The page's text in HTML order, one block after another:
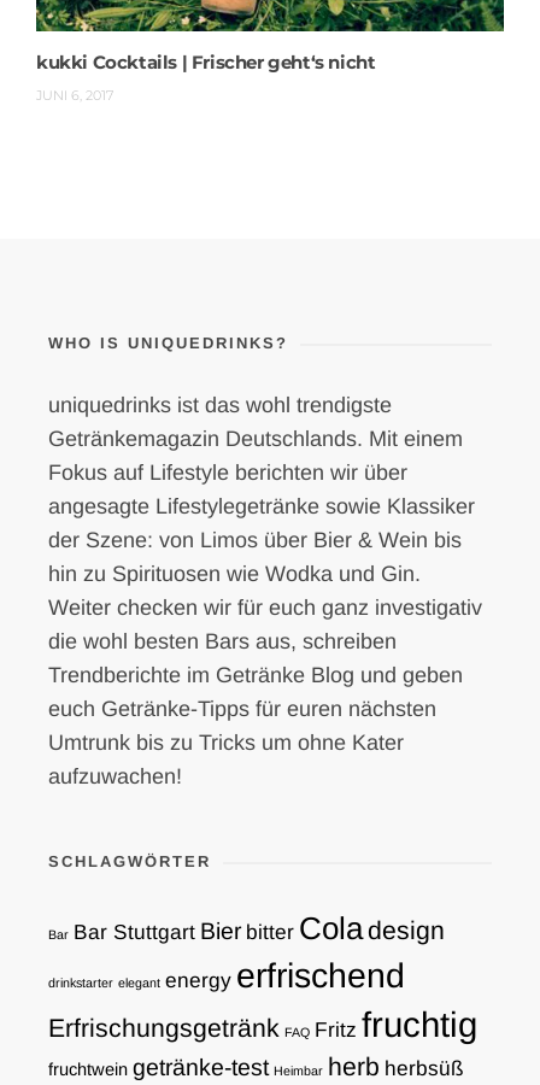
kukki Cocktails | Frischer geht‘s nicht
JUNI 6, 2017
WHO IS UNIQUEDRINKS?
uniquedrinks ist das wohl trendigste
Getränkemagazin Deutschlands. Mit einem
Fokus auf Lifestyle berichten wir über
angesagte Lifestylegetränke sowie Klassiker
der Szene: von Limos über Bier & Wein bis
hin zu Spirituosen wie Wodka und Gin.
Weiter checken wir für euch ganz investigativ
die wohl besten Bars aus, schreiben
Trendberichte im Getränke Blog und geben
euch Getränke-Tipps für euren nächsten
Umtrunk bis zu Tricks um ohne Kater
aufzuwachen!
SCHLAGWÖRTER
Bar Bar Stuttgart Bier bitter Coladesign
drinkstarter elegant energy erfrischend
Erfrischungsgetränk FAQ Fritz fruchtig
fruchtwein getränke-test Heimbar herb herbsüß